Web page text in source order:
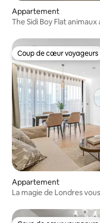
Appartement
The Sidi Boy Flat
Coup de cœur voyageurs
Coup de cœur voyageurs
Appartement
La magie de Londres